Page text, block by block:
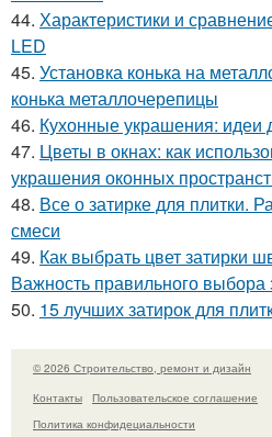
44. Характеристики и
LED
45. Установка конька на
конька металлочерепицы
46. Кухонные украшения: идеи
47. Цветы в окнах: как
украшения оконных
48. Все о затирке для плитки.
смеси
49. Как выбрать цвет затирки
Важность правильного выбора
50. 15 лучших затирок для
© 2026 Строительство, ремонт и дизайн
Контакты
Пользовательское соглашение
Политика конфидециальности